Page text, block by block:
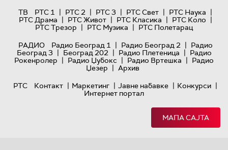
ТВ
РТС 1 | РТС 2 | РТС 3 | РТС Свет | РТС Наука |
РТС Драма | РТС Живот | РТС Класика | РТС Коло |
РТС Трезор | РТС Музика | РТС Полетарац
РАДИО
Радио Београд 1 | Радио Београд 2 | Радио
Београд 3 | Београд 202 | Радио Плетеница | Радио
Рокенролер | Радио Џубокс | Радио Вртешка | Радио
Џезер | Архив
РТС
Контакт | Маркетинг | Јавне набавке | Конкурси |
Интернет портал
МАПА САЈТА